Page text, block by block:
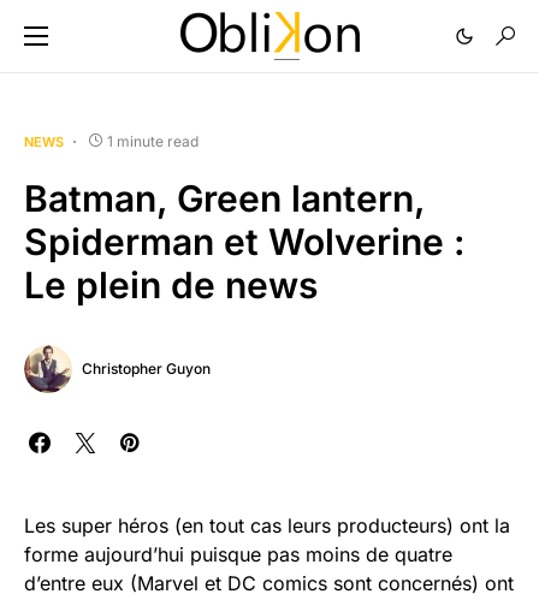
NEWS 1 minute read
Batman, Green lantern,
Spiderman et Wolverine :
Le plein de news
Christopher Guyon
Les super héros (en tout cas leurs producteurs) ont la
forme aujourd’hui puisque pas moins de quatre
d’entre eux (Marvel et DC comics sont concernés) ont